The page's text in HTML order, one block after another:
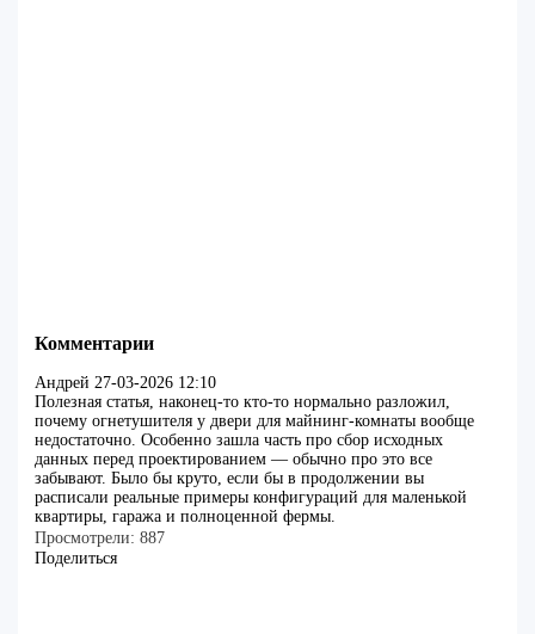
Комментарии
Андрей 27-03-2026 12:10
Полезная статья, наконец-то кто-то нормально разложил,
почему огнетушителя у двери для майнинг-комнаты вообще
недостаточно. Особенно зашла часть про сбор исходных
данных перед проектированием — обычно про это все
забывают. Было бы круто, если бы в продолжении вы
расписали реальные примеры конфигураций для маленькой
квартиры, гаража и полноценной фермы.
Просмотрели: 887
Поделиться